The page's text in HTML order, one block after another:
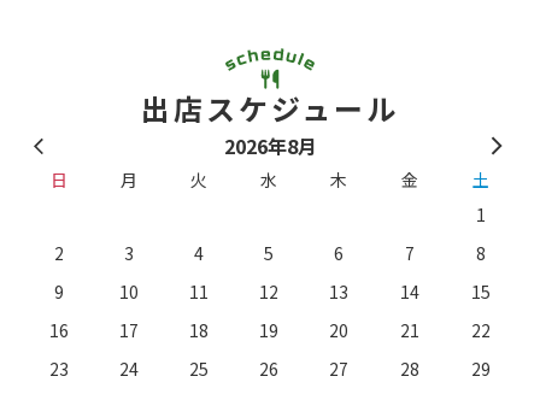
出店スケジュール
2026年8月
日 月 火 水 木 金
土
1
2
3 4 5 6 7
8
9
10 11 12 13 14
15
16
17 18 19 20 21
22
23
24 25 26 27 28
29